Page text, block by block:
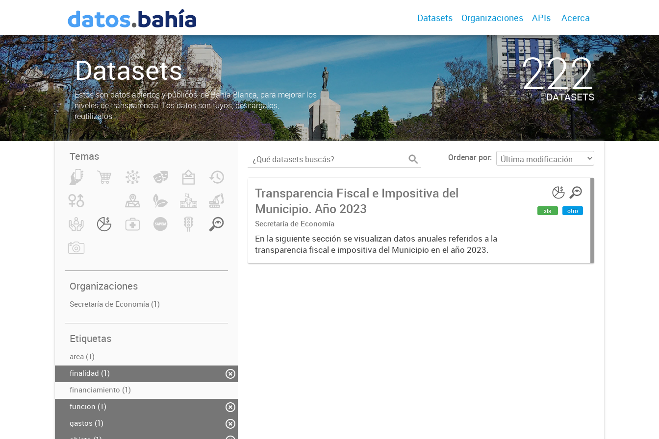
Datasets Organizaciones APIs Acerca
Datasets
Estos son datos abiertos y públicos, de Bahía Blanca, para mejorar los
niveles de transparencia. Los datos son tuyos, descargalos,
reutilizalos.
222
DATASETS
Temas
Organizaciones
Secretaría de Economía (1)
Etiquetas
area (1)
finalidad (1)
financiamiento (1)
funcion (1)
gastos (1)
Ordenar por
Transparencia Fiscal e Impositiva del
Municipio. Año 2023
Secretaría de Economía
En la siguiente sección se visualizan datos anuales referidos a la
transparencia fiscal e impositiva del Municipio en el año 2023.
xls otro